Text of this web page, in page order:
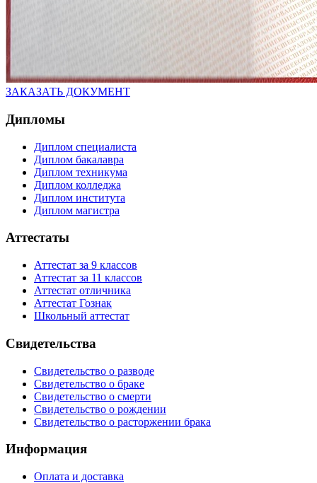
ЗАКАЗАТЬ ДОКУМЕНТ
Дипломы
Диплом специалиста
Диплом бакалавра
Диплом техникума
Диплом колледжа
Диплом института
Диплом магистра
Аттестаты
Аттестат за 9 классов
Аттестат за 11 классов
Аттестат отличника
Аттестат Гознак
Школьный аттестат
Свидетельства
Свидетельство о разводе
Свидетельство о браке
Свидетельство о смерти
Свидетельство о рождении
Свидетельство о расторжении брака
Информация
Оплата и доставка